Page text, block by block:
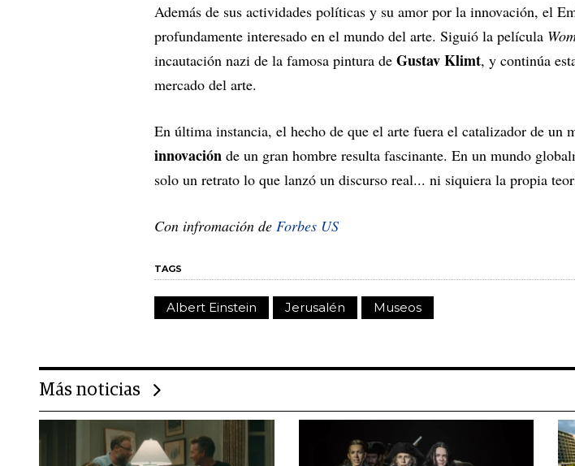
Además de sus actividades políticas y su amor por la innovación, el
profundamente interesado en el mundo del arte. Siguió la película
incautación nazi de la famosa pintura de Gustav Klimt, y continúa
mercado del arte.
En última instancia, el hecho de que el arte fuera el catalizador de un
innovación de un gran hombre resulta fascinante. En un mundo
solo un retrato lo que lanzó un discurso real... ni siquiera la propia
Con infromación de Forbes US
TAGS
Albert Einstein Jerusalén Museos
Más noticias